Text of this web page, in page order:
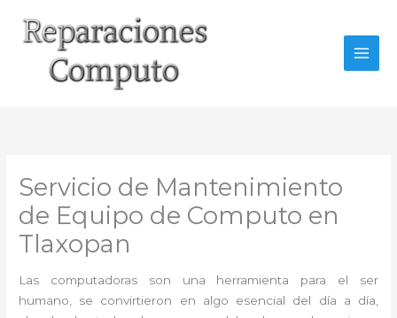
contenido
Servicio de Mantenimiento
de Equipo de Computo en
Tlaxopan
Las computadoras son una herramienta para el ser
humano, se convirtieron en algo esencial del día a día,